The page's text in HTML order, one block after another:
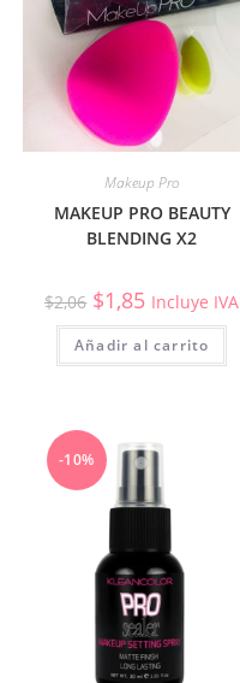
Makeup Pro
MAKEUP PRO BEAUTY
BLENDING X2
$2,06 $1,85 Incluye IVA
Añadir al carrito
-10%